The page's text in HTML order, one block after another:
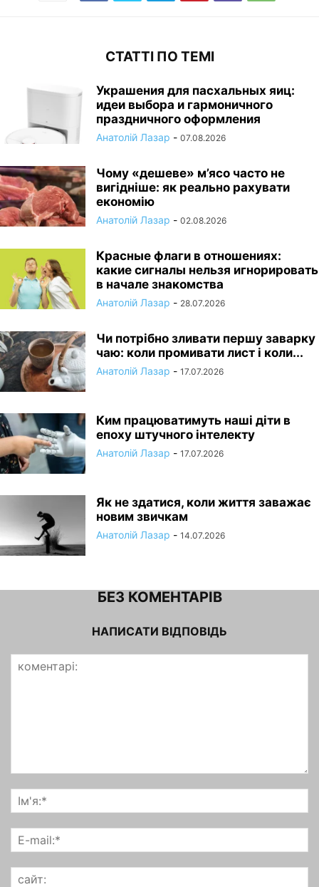
СТАТТІ ПО ТЕМІ
Украшения для пасхальных яиц:
идеи выбора и гармоничного
праздничного оформления
Анатолій Лазар - 07.08.2026
Чому «дешеве» м’ясо часто не
вигідніше: як реально рахувати
економію
Анатолій Лазар - 02.08.2026
Красные флаги в отношениях:
какие сигналы нельзя игнорировать
в начале знакомства
Анатолій Лазар - 28.07.2026
Чи потрібно зливати першу заварку
чаю: коли промивати лист і коли...
Анатолій Лазар - 17.07.2026
Ким працюватимуть наші діти в
епоху штучного інтелекту
Анатолій Лазар - 17.07.2026
Як не здатися, коли життя заважає
новим звичкам
Анатолій Лазар - 14.07.2026
БЕЗ КОМЕНТАРІВ
НАПИСАТИ ВІДПОВІДЬ